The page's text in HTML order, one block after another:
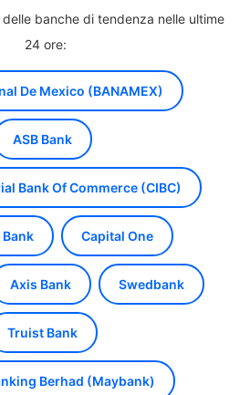
banche di tendenza nelle ultime
24 ore:
De Mexico (BANAMEX)
ASB Bank
Bank Of Commerce (CIBC)
Capital One
Axis Bank Swedbank
Truist Bank
Berhad (Maybank)